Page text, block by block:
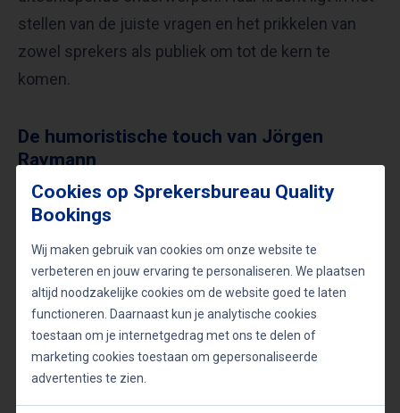
stellen van de juiste vragen en het prikkelen van
zowel sprekers als publiek om tot de kern te
komen.
De humoristische touch van Jörgen
Raymann
Jörgen Raymannis een dagvoorzitter die humor
naadloos weet te verbinden met serieuze thema’s.
Zijn interculturele achtergrond en jarenlange
ervaring in de entertainmentwereld stellen hem in
staat om elk evenement licht en luchtig te houden,
terwijl de boodschap helder blijft. Zijn optredens
zijn niet alleen vermakelijk, maar zetten ook aan tot
Cookies op Sprekersbureau Quality
Bookings
Wij maken gebruik van cookies om onze website te
verbeteren en jouw ervaring te personaliseren. We plaatsen
altijd noodzakelijke cookies om de website goed te laten
functioneren. Daarnaast kun je analytische cookies
toestaan om je internetgedrag met ons te delen of
marketing cookies toestaan om gepersonaliseerde
advertenties te zien.